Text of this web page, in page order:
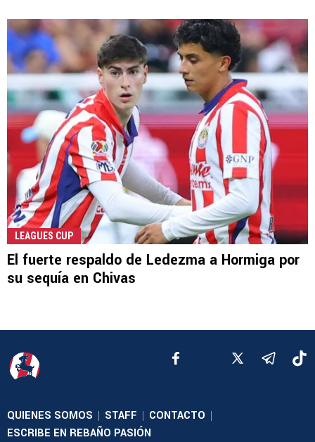
LEAGUES CUP
El fuerte respaldo de Ledezma a Hormiga por
su sequía en Chivas
QUIENES SOMOS | STAFF | CONTACTO |
ESCRIBE EN REBAÑO PASIÓN